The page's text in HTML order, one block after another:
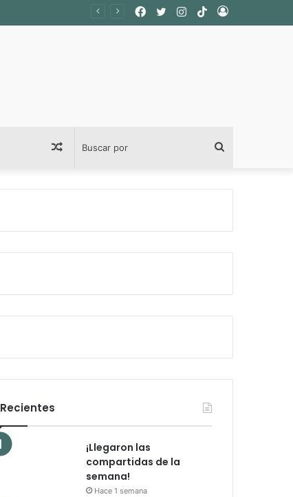
Acceso
TikTok
Instagram
Twitter
Facebook
por
Publicación
al
azar
Recientes
¡Llegaron las
compartidas de la
semana!
Hace 1 semana